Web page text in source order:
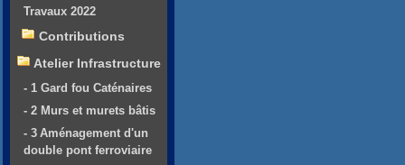
Travaux 2022
Contributions
Atelier Infrastructure
- 1 Gard fou Caténaires
- 2 Murs et murets bâtis
- 3 Aménagement d'un
double pont ferroviaire